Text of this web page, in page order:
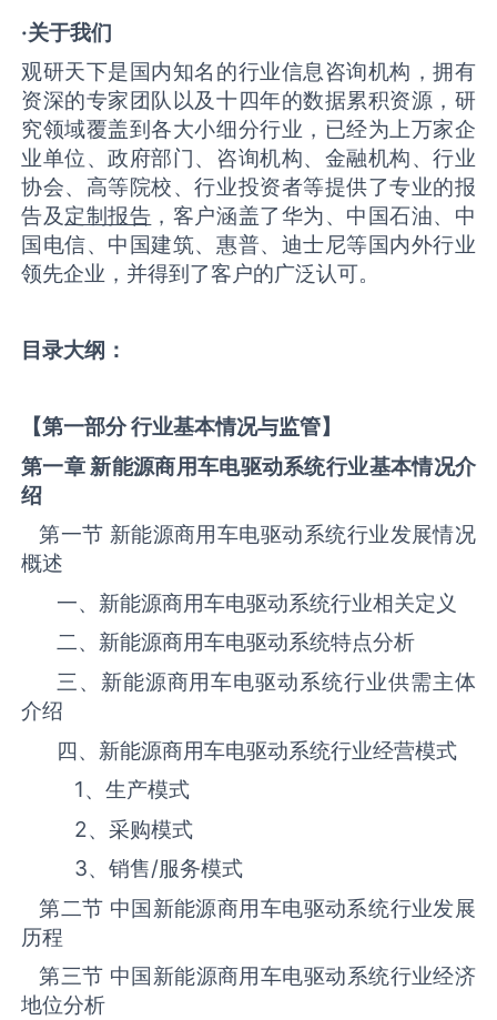
·关于我们
观研天下是国内知名的行业信息咨询机构，拥有
资深的专家团队以及十四年的数据累积资源，研
究领域覆盖到各大小细分行业，已经为上万家企
业单位、政府部门、咨询机构、金融机构、行业
协会、高等院校、行业投资者等提供了专业的报
告及定制报告 ，客户涵盖了华为、中国石油、中
国电信、中国建筑、惠普、迪士尼等国内外行业
领先企业，并得到了客户的广泛认可。
目录大纲：
【第一部分 行业基本情况与监管】
第一章 新能源商用车电驱动系统行业基本情况介
绍
第一节 新能源商用车电驱动系统‌‌‌行业发展情况
概述
一、新能源商用车电驱动系统‌‌‌行业相关定义
二、新能源商用车电驱动系统‌‌‌特点分析
三、新能源商用车电驱动系统‌‌‌行业供需主体
介绍
四、新能源商用车电驱动系统‌‌‌行业经营模式
1、生产模式
2、采购模式
3、销售/服务模式
第二节 中国新能源商用车电驱动系统‌‌‌行业发展
历程
第三节 中国新能源商用车电驱动系统行业经济
地位分析